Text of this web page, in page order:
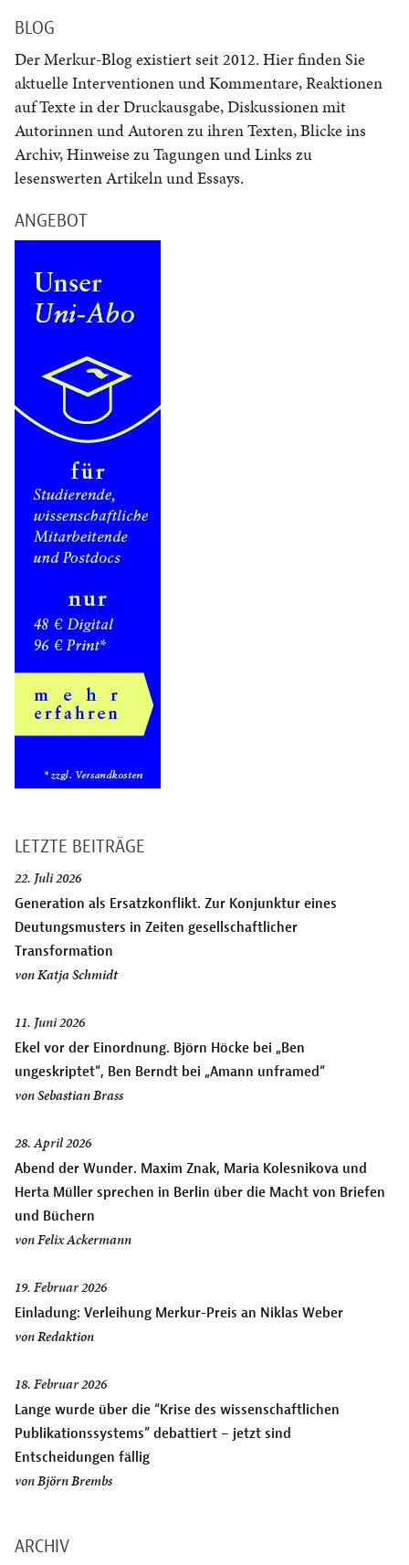
BLOG
Der Merkur-Blog existiert seit 2012. Hier finden Sie
aktuelle Interventionen und Kommentare, Reaktionen
auf Texte in der Druckausgabe, Diskussionen mit
Autorinnen und Autoren zu ihren Texten, Blicke ins
Archiv, Hinweise zu Tagungen und Links zu
lesenswerten Artikeln und Essays.
ANGEBOT
LETZTE BEITRÄGE
22. Juli 2026
Generation als Ersatzkonflikt. Zur Konjunktur eines
Deutungsmusters in Zeiten gesellschaftlicher
Transformation
vonKatja Schmidt
11. Juni 2026
Ekel vor der Einordnung. Björn Höcke bei „Ben
ungeskriptet“, Ben Berndt bei „Amann unframed“
vonSebastian Brass
28. April 2026
Abend der Wunder. Maxim Znak, Maria Kolesnikova und
Herta Müller sprechen in Berlin über die Macht von Briefen
und Büchern
vonFelix Ackermann
19. Februar 2026
Einladung: Verleihung Merkur-Preis an Niklas Weber
vonRedaktion
18. Februar 2026
Lange wurde über die “Krise des wissenschaftlichen
Publikationssystems” debattiert – jetzt sind
Entscheidungen fällig
vonBjörn Brembs
ARCHIV